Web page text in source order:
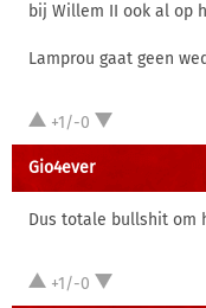
bij Willem II ook al op
Lamprou gaat geen
+1/-0
Gio4ever
Dus totale bullshit om
+1/-0